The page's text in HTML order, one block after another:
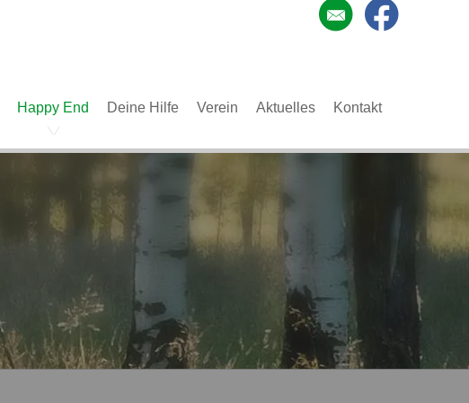
Happy End Deine Hilfe Verein Aktuelles Kontakt